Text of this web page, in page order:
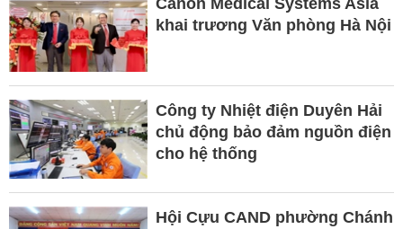
Canon Medical Systems Asia
khai trương Văn phòng Hà Nội
Công ty Nhiệt điện Duyên Hải
chủ động bảo đảm nguồn điện
cho hệ thống
Hội Cựu CAND phường Chánh